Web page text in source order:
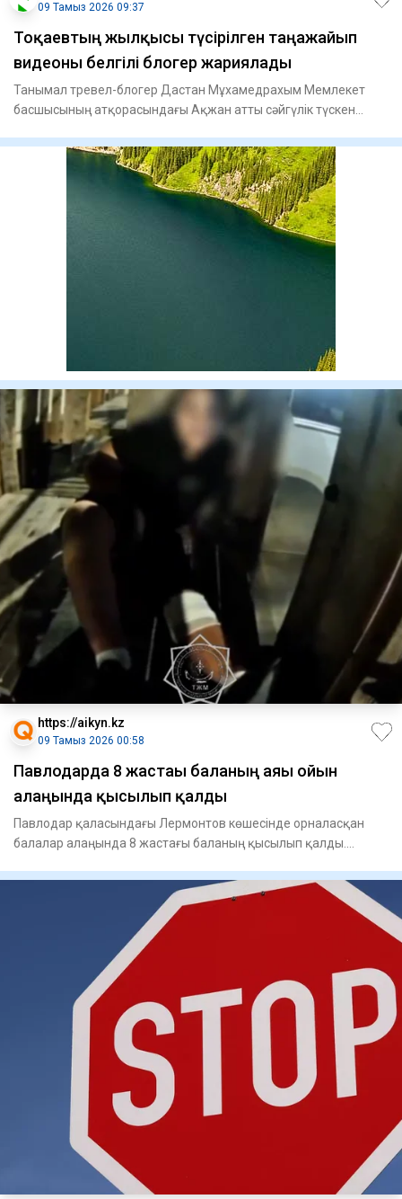
09 Тамыз 2026 09:37
Тоқаевтың жылқысы түсірілген таңғажайып
видеоны белгілі блогер жариялады
Танымал тревел-блогер Дастан Мұхамедрахым Мемлекет
басшысының атқорасындағы Ақжан атты сәйгүлік түскен
https://aikyn.kz
09 Тамыз 2026 00:58
Павлодарда 8 жастағы баланың аяғы ойын
алаңында қысылып қалды
Павлодар қаласындағы Лермонтов көшесінде орналасқан
балалар алаңында 8 жастағы баланың қысылып қалды.